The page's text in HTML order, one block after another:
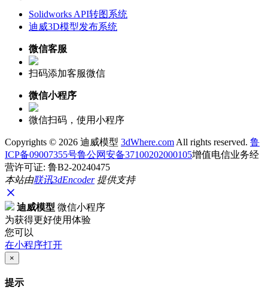
Solidworks API转图系统
迪威3D模型发布系统
微信客服
扫码添加客服微信
微信小程序
微信扫码，使用小程序
Copyrights © 2026 迪威模型 3dWhere.com All rights reserved. 鲁
ICP备09007355号鲁公网安备37100202000105增值电信业务经
营许可证: 鲁B2-20240475
本站由联讯3dEncoder提供支持
迪威模型 微信小程序
为获得更好使用体验
您可以
在小程序打开
×
提示